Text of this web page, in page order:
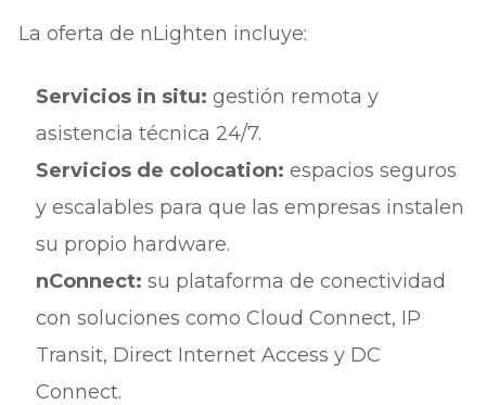
La oferta de nLighten incluye:
Servicios in situ: gestión remota y
asistencia técnica 24/7.
Servicios de colocation:espacios seguros
y escalables para que las empresas instalen
su propio hardware.
nConnect:su plataforma de conectividad
con soluciones como Cloud Connect, IP
Transit, Direct Internet Access y DC
Connect.